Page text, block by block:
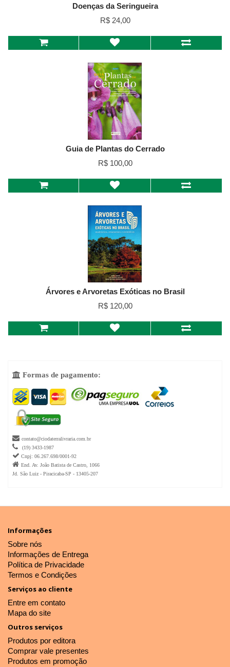
Doenças da Seringueira
R$ 24,00
Guia de Plantas do Cerrado
R$ 100,00
Árvores e Arvoretas Exóticas no Brasil
R$ 120,00
 Formas de pagamento:
 contato@ciodaterralivraria.com.br
 (19) 3433-1987
 Cnpj: 06.267.698/0001-92
 End. Av. João Batista de Castro, 1066
Jd. São Luiz - Piracicaba-SP - 13405-207
Informações
Sobre nós
Informações de Entrega
Política de Privacidade
Termos e Condições
Serviços ao cliente
Entre em contato
Mapa do site
Outros serviços
Produtos por editora
Comprar vale presentes
Produtos em promoção